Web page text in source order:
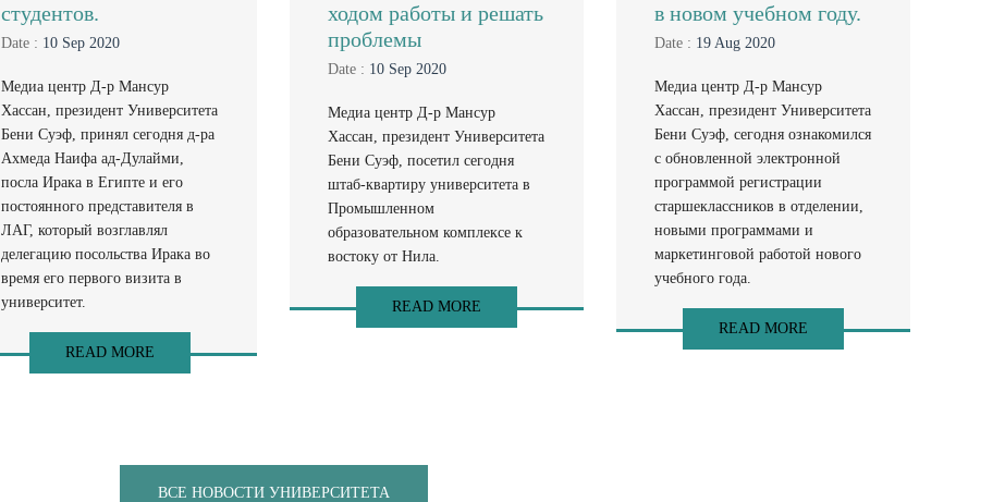
студентов.
Date : 10 Sep 2020
Медиа центр Д-р Мансур
Хассан, президент Университета
Бени Суэф, принял сегодня д-ра
Ахмеда Наифа ад-Дулайми,
посла Ирака в Египте и его
постоянного представителя в
ЛАГ, который возглавлял
делегацию посольства Ирака во
время его первого визита в
университет.
READ MORE
ходом работы и решать
проблемы
Date : 10 Sep 2020
Медиа центр Д-р Мансур
Хассан, президент Университета
Бени Суэф, посетил сегодня
штаб-квартиру университета в
Промышленном
образовательном комплексе к
востоку от Нила.
READ MORE
в новом учебном году.
Date : 19 Aug 2020
Медиа центр Д-р Мансур
Хассан, президент Университета
Бени Суэф, сегодня ознакомился
с обновленной электронной
программой регистрации
старшеклассников в отделении,
новыми программами и
маркетинговой работой нового
учебного года.
READ MORE
ВСЕ НОВОСТИ УНИВЕРСИТЕТА